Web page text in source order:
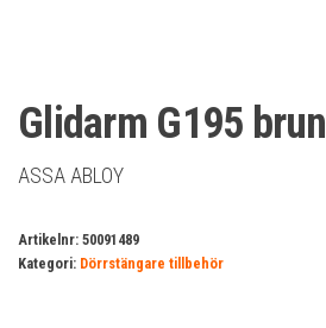
Glidarm G195 brun
ASSA ABLOY
Artikelnr: 50091489
Kategori: Dörrstängare tillbehör